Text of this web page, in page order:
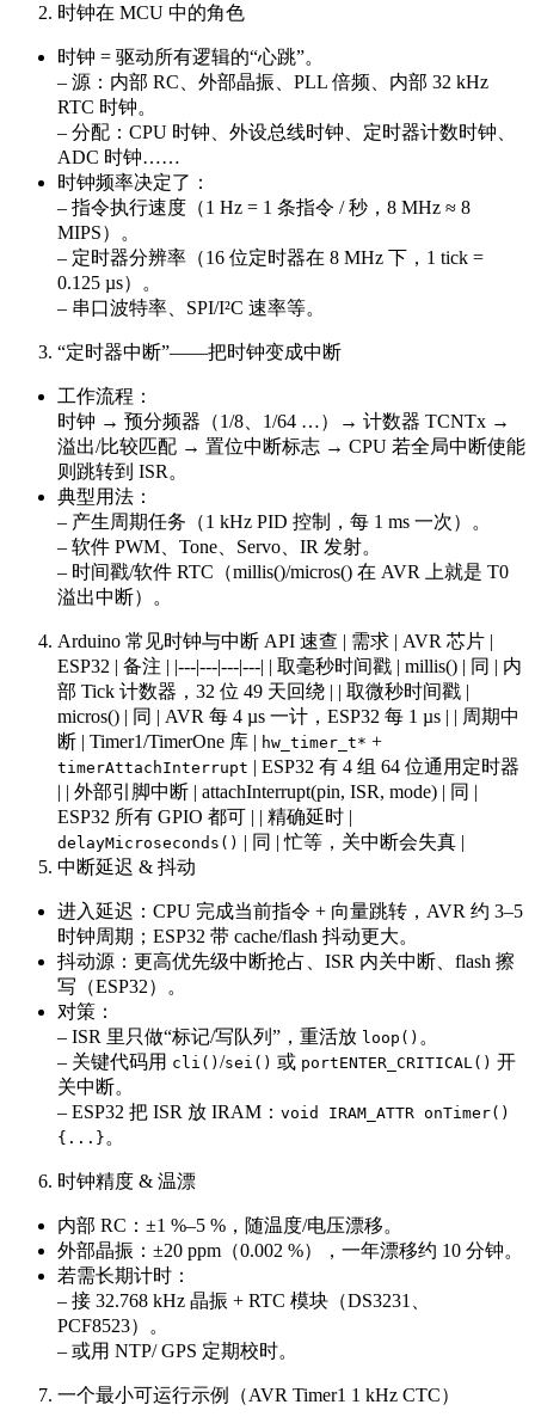
时钟在 MCU 中的角色
时钟 = 驱动所有逻辑的“心跳”。
– 源：内部 RC、外部晶振、PLL 倍频、内部 32 kHz
RTC 时钟。
– 分配：CPU 时钟、外设总线时钟、定时器计数时钟、
ADC 时钟……
时钟频率决定了：
– 指令执行速度（1 Hz = 1 条指令 / 秒，8 MHz ≈ 8
MIPS）。
– 定时器分辨率（16 位定时器在 8 MHz 下，1 tick =
0.125 µs）。
– 串口波特率、SPI/I²C 速率等。
“定时器中断”——把时钟变成中断
工作流程：
时钟 → 预分频器（1/8、1/64 …）→ 计数器 TCNTx →
溢出/比较匹配 → 置位中断标志 → CPU 若全局中断使能
则跳转到 ISR。
典型用法：
– 产生周期任务（1 kHz PID 控制，每 1 ms 一次）。
– 软件 PWM、Tone、Servo、IR 发射。
– 时间戳/软件 RTC（millis()/micros() 在 AVR 上就是 T0
溢出中断）。
Arduino 常见时钟与中断 API 速查 | 需求 | AVR 芯片 |
ESP32 | 备注 | |---|---|---|---| | 取毫秒时间戳 | millis() | 同 | 内
部 Tick 计数器，32 位 49 天回绕 | | 取微秒时间戳 |
micros() | 同 | AVR 每 4 µs 一计，ESP32 每 1 µs | | 周期中
断 | Timer1/TimerOne 库 | hw_timer_t* +
timerAttachInterrupt | ESP32 有 4 组 64 位通用定时器
| | 外部引脚中断 | attachInterrupt(pin, ISR, mode) | 同 |
ESP32 所有 GPIO 都可 | | 精确延时 |
delayMicroseconds() | 同 | 忙等，关中断会失真 |
中断延迟 & 抖动
进入延迟：CPU 完成当前指令 + 向量跳转，AVR 约 3–5
时钟周期；ESP32 带 cache/flash 抖动更大。
抖动源：更高优先级中断抢占、ISR 内关中断、flash 擦
写（ESP32）。
对策：
– ISR 里只做“标记/写队列”，重活放 loop() 。
– 关键代码用 cli() /sei() 或 portENTER_CRITICAL() 开
关中断。
– ESP32 把 ISR 放 IRAM： void IRAM_ATTR onTimer()
{...} 。
时钟精度 & 温漂
内部 RC：±1 %–5 %，随温度/电压漂移。
外部晶振：±20 ppm（0.002 %），一年漂移约 10 分钟。
若需长期计时：
– 接 32.768 kHz 晶振 + RTC 模块（DS3231、
PCF8523）。
– 或用 NTP/ GPS 定期校时。
一个最小可运行示例（AVR Timer1 1 kHz CTC）